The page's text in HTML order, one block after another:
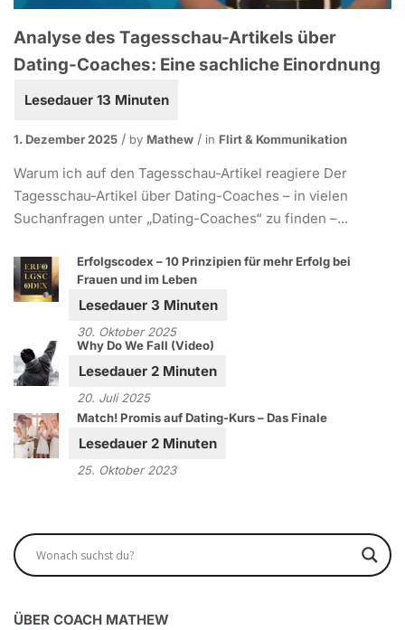
Analyse des Tagesschau-Artikels über
Dating-Coaches: Eine sachliche Einordnung
1. Dezember 2025 by Mathew in Flirt & Kommunikation
Warum ich auf den Tagesschau-Artikel reagiere Der
Tagesschau-Artikel über Dating-Coaches – in vielen
Suchanfragen unter „Dating-Coaches“ zu finden –...
Erfolgscodex – 10 Prinzipien für mehr Erfolg bei
Frauen und im Leben
30. Oktober 2025
Why Do We Fall (Video)
20. Juli 2025
Match! Promis auf Dating-Kurs – Das Finale
25. Oktober 2023
ÜBER COACH MATHEW